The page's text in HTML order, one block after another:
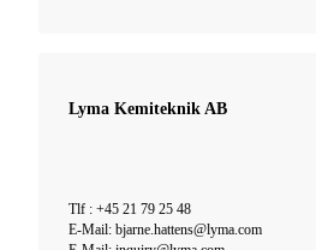
Lyma Kemiteknik AB
Tlf : +45 21 79 25 48
E-Mail: bjarne.hattens@lyma.com